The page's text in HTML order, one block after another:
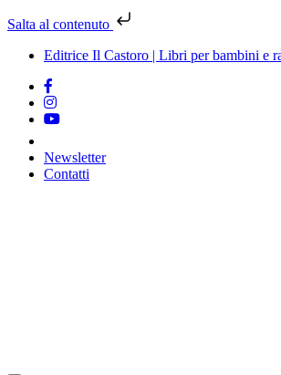
Salta al contenuto
Editrice Il Castoro | Libri per bambini e
Newsletter
Contatti